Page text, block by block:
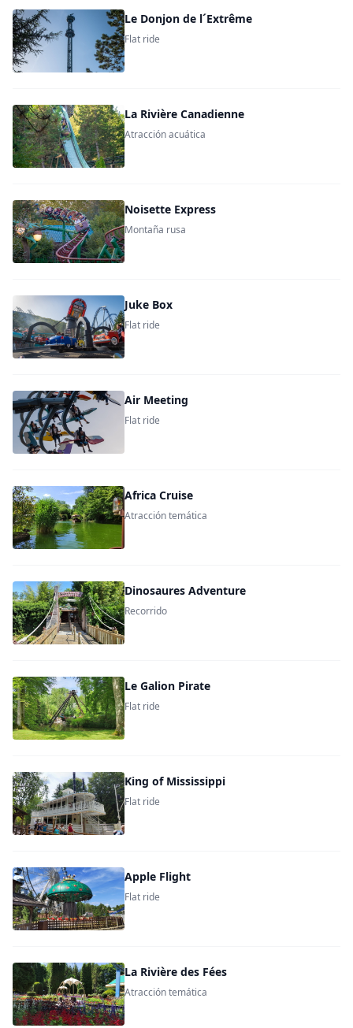
Le Donjon de l´Extrême
Flat ride
La Rivière Canadienne
Atracción acuática
Noisette Express
Montaña rusa
Juke Box
Flat ride
Air Meeting
Flat ride
Africa Cruise
Atracción temática
Dinosaures Adventure
Recorrido
Le Galion Pirate
Flat ride
King of Mississippi
Flat ride
Apple Flight
Flat ride
La Rivière des Fées
Atracción temática